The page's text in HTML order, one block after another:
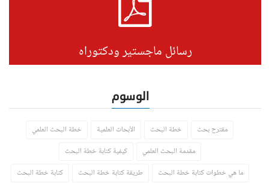
رسائل ماجستير ودكتوراه
الوسوم
مقترح بحث خطة البحث الأبحاث العلمية
خطة البحث العلمي
مقدمة البحث العلمي
كيفية كتابة خطة البحث
ما هي خطوات كتابة خطة البحث
طريقة كتابة خطة البحث كتابة خطة البحث